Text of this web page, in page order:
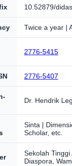
10.52879/
Twice a year |
2776-5415
2776-5407
Dr. Hendrik
Sinta |
Scholar, etc.
Sekolah Tinggi
Diaspora,